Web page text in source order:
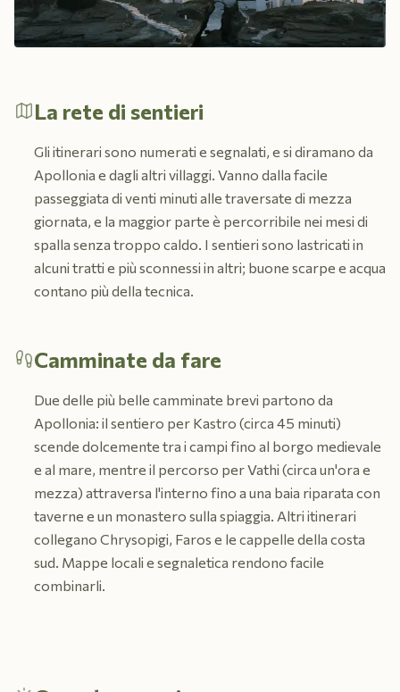
La rete di sentieri
Gli itinerari sono numerati e segnalati, e si diramano da
Apollonia e dagli altri villaggi. Vanno dalla facile
passeggiata di venti minuti alle traversate di mezza
giornata, e la maggior parte è percorribile nei mesi di
spalla senza troppo caldo. I sentieri sono lastricati in
alcuni tratti e più sconnessi in altri; buone scarpe e acqua
contano più della tecnica.
Camminate da fare
Due delle più belle camminate brevi partono da
Apollonia: il sentiero per Kastro (circa 45 minuti)
scende dolcemente tra i campi fino al borgo medievale
e al mare, mentre il percorso per Vathi (circa un'ora e
mezza) attraversa l'interno fino a una baia riparata con
taverne e un monastero sulla spiaggia. Altri itinerari
collegano Chrysopigi, Faros e le cappelle della costa
sud. Mappe locali e segnaletica rendono facile
combinarli.